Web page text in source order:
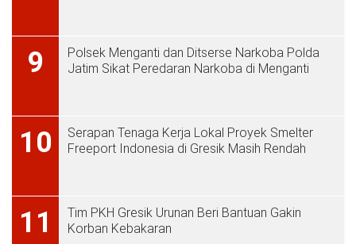
9
Polsek Menganti dan Ditserse Narkoba Polda
Jatim Sikat Peredaran Narkoba di Menganti
10
Serapan Tenaga Kerja Lokal Proyek Smelter
Freeport Indonesia di Gresik Masih Rendah
11
Tim PKH Gresik Urunan Beri Bantuan Gakin
Korban Kebakaran